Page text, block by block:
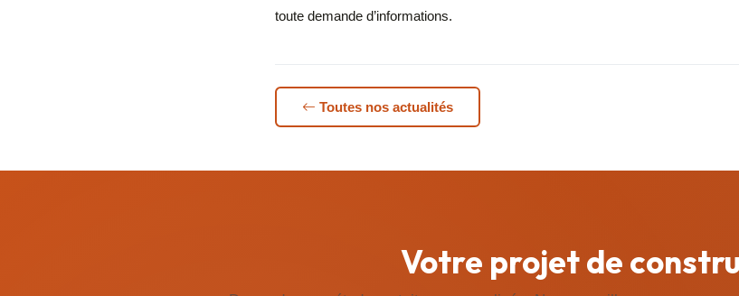
toute demande d’informations.
Toutes nos actualités
Votre projet de